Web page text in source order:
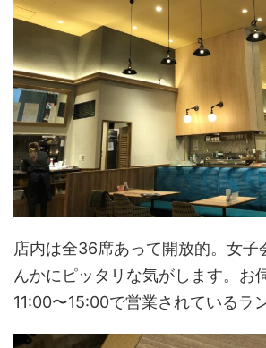
店内は全36席あって開放的。女子
んかにピッタリな気がします。お
11:00〜15:00で営業されているラ